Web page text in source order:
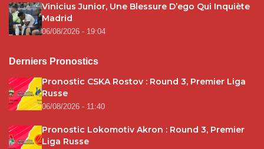
Vinicius Junior, Une Blessure D’ego Qui Inquiète
Madrid
06/08/2026 - 19:04
Derniers Pronostics
Pronostic CSKA Rostov : Round 3, Premier Liga
Russe
06/08/2026 - 11:40
Pronostic Lokomotiv Akron : Round 3, Premier
Liga Russe